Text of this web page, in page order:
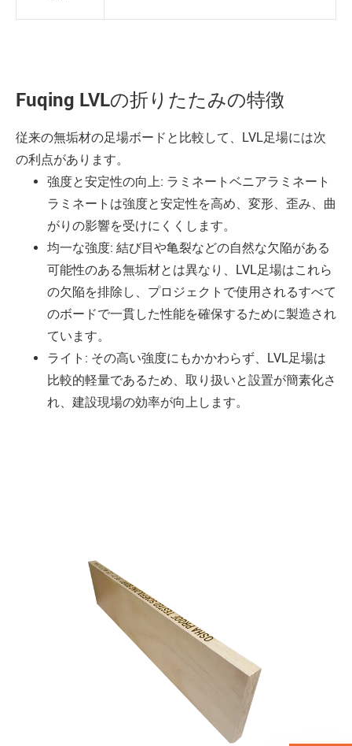
Fuqing LVLの折りたたみの特徴
従来の無垢材の足場ボードと比較して、LVL足場には次
の利点があります。
強度と安定性の向上: ラミネートベニアラミネート
ラミネートは強度と安定性を高め、変形、歪み、曲
がりの影響を受けにくくします。
均一な強度: 結び目や亀裂などの自然な欠陥がある
可能性のある無垢材とは異なり、LVL足場はこれら
の欠陥を排除し、プロジェクトで使用されるすべて
のボードで一貫した性能を確保するために製造され
ています。
ライト: その高い強度にもかかわらず、LVL足場は
比較的軽量であるため、取り扱いと設置が簡素化さ
れ、建設現場の効率が向上します。